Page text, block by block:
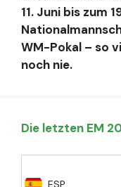
11. Juni bis zum
WM-Pokal – so
noch nie.
Die letzten EM
ESP